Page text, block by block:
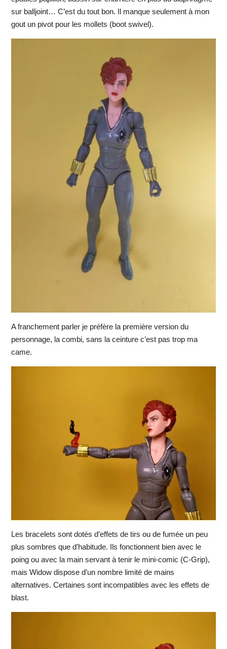
sur balljoint… C’est du tout bon. Il manque seulement à mon
gout un pivot pour les mollets (boot swivel).
A franchement parler je préfère la première version du
personnage, la combi, sans la ceinture c’est pas trop ma
came.
Les bracelets sont dotés d’effets de tirs ou de fumée un peu
plus sombres que d’habitude. Ils fonctionnent bien avec le
poing ou avec la main servant à tenir le mini-comic (C-Grip),
mais Widow dispose d’un nombre limité de mains
alternatives. Certaines sont incompatibles avec les effets de
blast.